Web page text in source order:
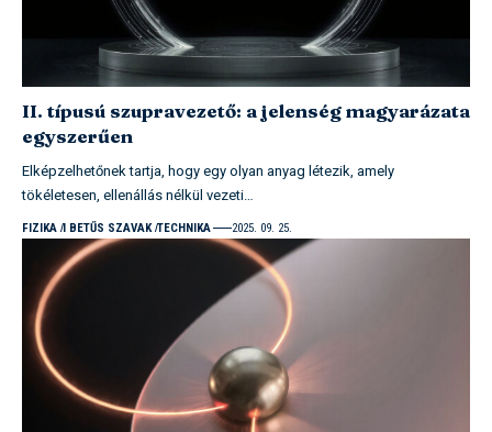
II. típusú szupravezető: a jelenség magyarázata
egyszerűen
Elképzelhetőnek tartja, hogy egy olyan anyag létezik, amely
tökéletesen, ellenállás nélkül vezeti…
FIZIKA I BETŰS SZAVAK TECHNIKA 2025. 09. 25.